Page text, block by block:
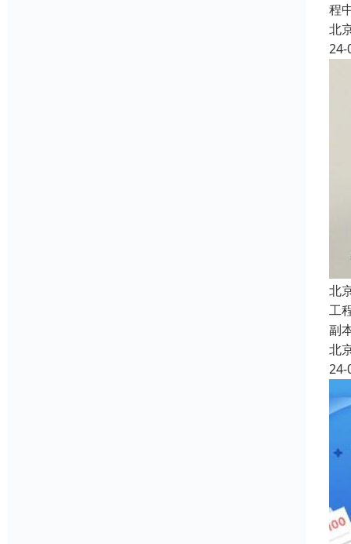
程
北
24-
北
工
副
北
24-